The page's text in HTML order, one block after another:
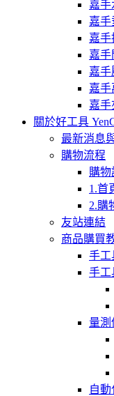
嘉手
嘉手
嘉手
嘉手
嘉手
嘉手
嘉手
關於好工具
最新消息
購物流程
購物
1.首
2.購
友站連結
商品購買
手工
手工
量測
自